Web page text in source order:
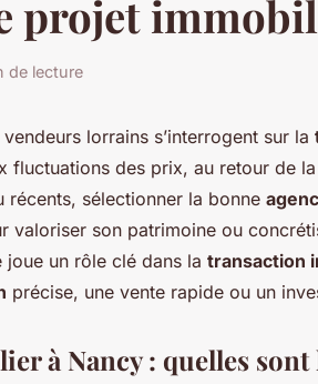
projet
de lecture
lorrains s’interrogent sur la
fluctuations des prix, au retour de
récents, sélectionner la bonne
valoriser son patrimoine ou
joue un rôle clé dans la transaction
précise, une vente rapide ou un
à Nancy : quelles sont